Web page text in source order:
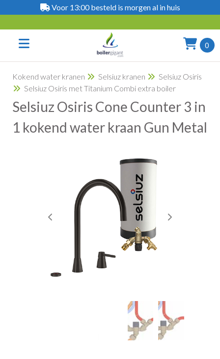
Voor 13:00 besteld is morgen al in huis
0
Kokend water kranen Selsiuz kranen
Selsiuz Osiris
Selsiuz Osiris met Titanium Combi extra boiler
Selsiuz Osiris Cone Counter 3 in
1 kokend water kraan Gun Metal